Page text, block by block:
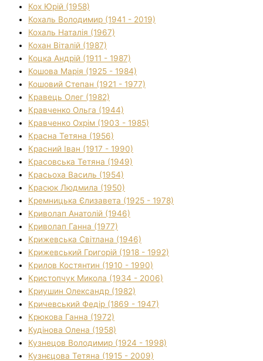
Кох Юрій (1958)
Кохаль Володимир (1941 - 2019)
Кохаль Наталія (1967)
Кохан Віталій (1987)
Коцка Андрій (1911 - 1987)
Кошова Марія (1925 - 1984)
Кошовий Степан (1921 - 1977)
Кравець Олег (1982)
Кравченко Ольга (1944)
Кравченко Охрім (1903 - 1985)
Красна Тетяна (1956)
Красний Іван (1917 - 1990)
Красовська Тетяна (1949)
Красьоха Василь (1954)
Красюк Людмила (1950)
Кремницька Єлизавета (1925 - 1978)
Криволап Анатолій (1946)
Криволап Ганна (1977)
Крижевська Світлана (1946)
Крижевський Григорій (1918 - 1992)
Крилов Костянтин (1910 - 1990)
Кристопчук Микола (1934 - 2006)
Криушин Олександр (1982)
Кричевський Федір (1869 - 1947)
Крюкова Ганна (1972)
Кудінова Олена (1958)
Кузнецов Володимир (1924 - 1998)
Кузнєцова Тетяна (1915 - 2009)